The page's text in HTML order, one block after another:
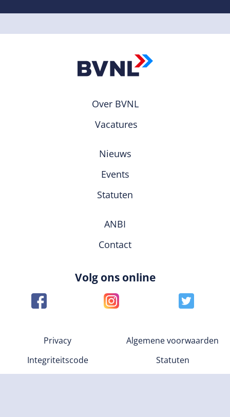
Over BVNL
Vacatures
Nieuws
Events
Statuten
ANBI
Contact
Volg ons online
Privacy
Algemene voorwaarden
Integriteitscode
Statuten